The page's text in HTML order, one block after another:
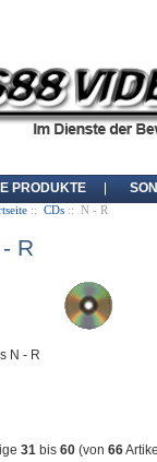
PRODUKTE
:: CDs :: N - R
R
N - R
31 bis 60 (von 66